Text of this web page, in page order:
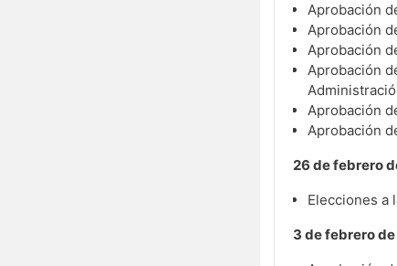
Aprobación
Aprobación
Aprobación
Aprobación
Aprobación
Aprobación
26 de febrero
Elecciones a
3 de febrero de